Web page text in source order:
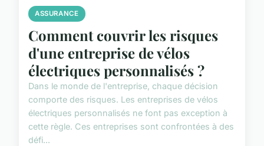
ASSURANCE
Comment couvrir les risques
d'une entreprise de vélos
électriques personnalisés ?
Dans le monde de l'entreprise, chaque décision
comporte des risques. Les entreprises de vélos
électriques personnalisés ne font pas exception à
cette règle. Ces entreprises sont confrontées à des
défi...